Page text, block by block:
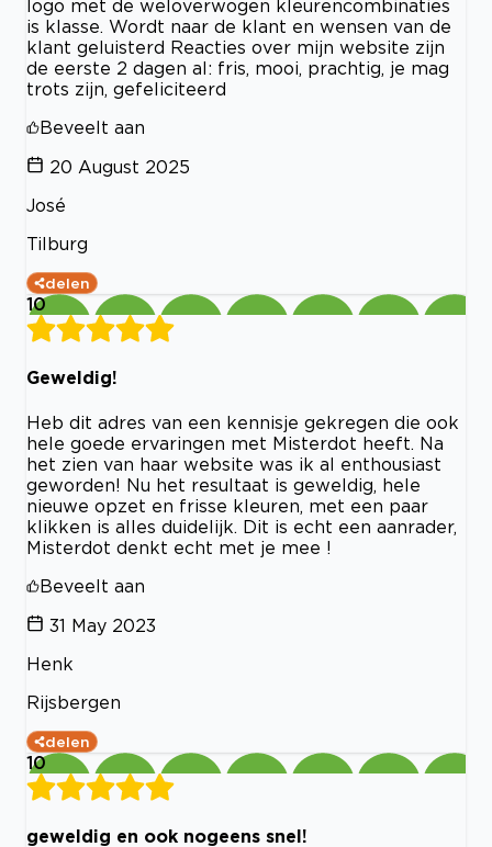
logo met de weloverwogen kleurencombinaties
is klasse. Wordt naar de klant en wensen van de
klant geluisterd Reacties over mijn website zijn
de eerste 2 dagen al: fris, mooi, prachtig, je mag
trots zijn, gefeliciteerd
Beveelt aan
20 August 2025
José
Tilburg
delen
10
Geweldig!
Heb dit adres van een kennisje gekregen die ook
hele goede ervaringen met Misterdot heeft. Na
het zien van haar website was ik al enthousiast
geworden! Nu het resultaat is geweldig, hele
nieuwe opzet en frisse kleuren, met een paar
klikken is alles duidelijk. Dit is echt een aanrader,
Misterdot denkt echt met je mee !
Beveelt aan
31 May 2023
Henk
Rijsbergen
delen
10
geweldig en ook nogeens snel!